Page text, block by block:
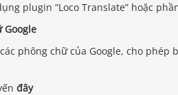
plugin “Loco Translate” hoặc
Google
phông chữ của Google, cho
đây